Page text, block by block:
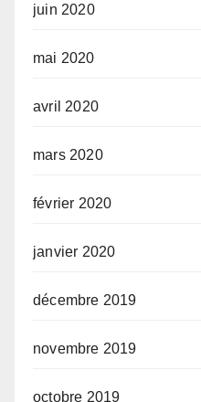
juin 2020
mai 2020
avril 2020
mars 2020
février 2020
janvier 2020
décembre 2019
novembre 2019
octobre 2019